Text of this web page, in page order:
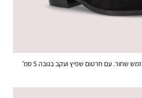
שחור. עם חרטום שפיץ ועקב בגובה 5 סמ’